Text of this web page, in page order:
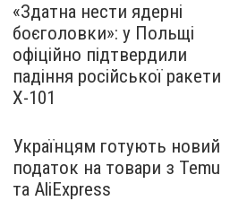
«Здатна нести ядерні
боєголовки»: у Польщі
офіційно підтвердили
падіння російської ракети
Х-101
Українцям готують новий
податок на товари з Temu
та AliExpress